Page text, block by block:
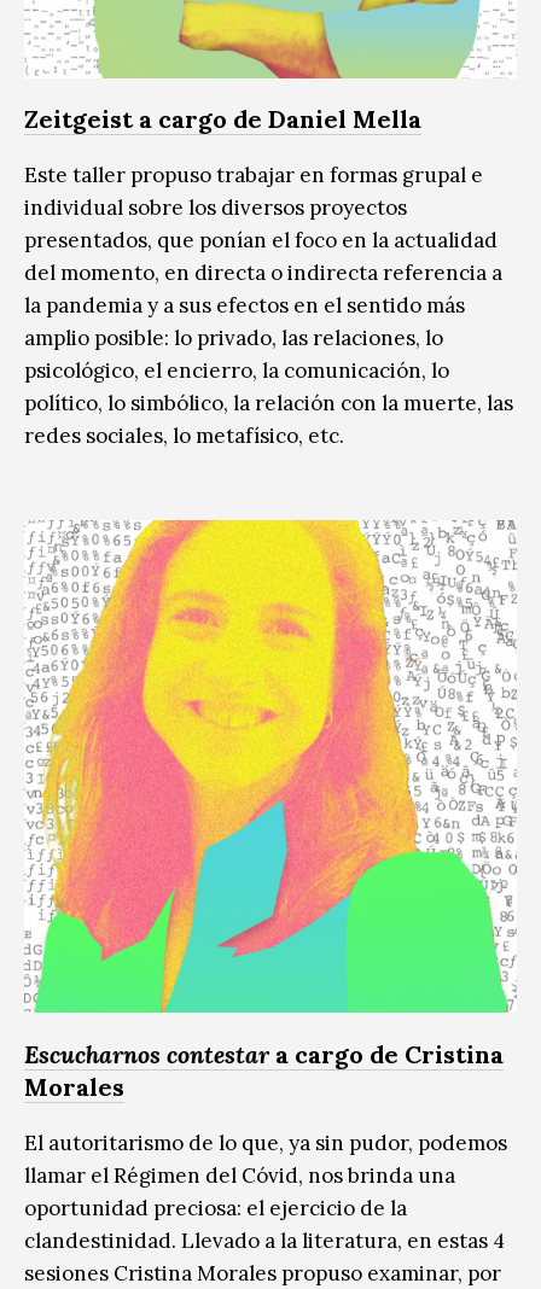
Zeitgeist a cargo de Daniel Mella
Este taller propuso trabajar en formas grupal e
individual sobre los diversos proyectos
presentados, que ponían el foco en la actualidad
del momento, en directa o indirecta referencia a
la pandemia y a sus efectos en el sentido más
amplio posible: lo privado, las relaciones, lo
psicológico, el encierro, la comunicación, lo
político, lo simbólico, la relación con la muerte, las
redes sociales, lo metafísico, etc.
Escucharnos contestara cargo de Cristina
Morales
El autoritarismo de lo que, ya sin pudor, podemos
llamar el Régimen del Cóvid, nos brinda una
oportunidad preciosa: el ejercicio de la
clandestinidad. Llevado a la literatura, en estas 4
sesiones Cristina Morales propuso examinar, por